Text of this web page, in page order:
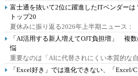
富士通を抜いて2位に躍進したITベンダー
トップ20
夏休みに振り返る2026年上半期ニュース：
「AI活用する新人増えてOJT負担増」 複
悩
重要なのは「AIに代替されにくい本質的な
「Excel好き」では進化できない、「Excel/